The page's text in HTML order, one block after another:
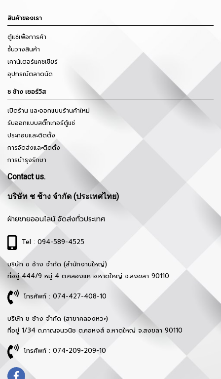
สินค้าของเรา
ตู้แช่เพื่อการค้า
ชั้นวางสินค้า
เคาน์เตอร์แคชเชียร์
อุปกรณ์ตลาดนัด
ช ช้าง เซอร์วิส
เปิดร้าน และออกแบบร้านค้าใหม่
รับออกแบบสติ๊กเกอร์ตู้แช่
ประกอบและติดตั้ง
การจัดส่งและติดตั้ง
การบำรุงรักษา
Contact us.
บริษัท ช ช้าง จำกัด (ประเทศไทย)
ฝ่ายขายออนไลน์ จัดส่งทั่วประเทศ
Tel : 094-589-4525
บริษัท ช ช้าง จำกัด (สำนักงานใหญ่)
ที่อยู่ 444/9 หมู่ 4 ต.คลองแห อ.หาดใหญ่ จ.สงขลา 90110
โทรศัพท์ : 074-427-408-10
บริษัท ช ช้าง จำกัด (สาขาคลองหวะ)
ที่อยู่ 1/34 ถ.กาญจนวนิช ต.คอหงส์ อ.หาดใหญ่ จ.สงขลา 90110
โทรศัพท์ : 074-209-209-10